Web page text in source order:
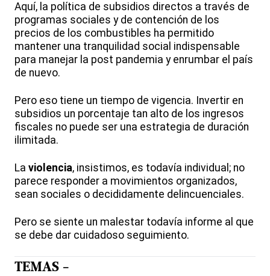
Aquí, la política de subsidios directos a través de
programas sociales y de contención de los
precios de los combustibles ha permitido
mantener una tranquilidad social indispensable
para manejar la post pandemia y enrumbar el país
de nuevo.
Pero eso tiene un tiempo de vigencia. Invertir en
subsidios un porcentaje tan alto de los ingresos
fiscales no puede ser una estrategia de duración
ilimitada.
La violencia, insistimos, es todavía individual; no
parece responder a movimientos organizados,
sean sociales o decididamente delincuenciales.
Pero se siente un malestar todavía informe al que
se debe dar cuidadoso seguimiento.
TEMAS -